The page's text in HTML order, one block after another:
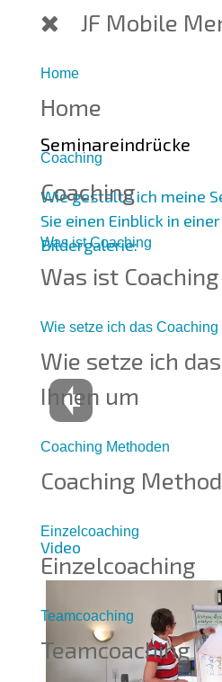
JF Mobile
Home
Home
Coaching
Coaching
Was ist Coaching
Was ist Coaching
Wie setze ich das Coaching
Wie setze ich
Ihnen um
Coaching Methoden
Coaching
Einzelcoaching
Einzelcoaching
Teamcoaching
Teamcoaching
Seminareindrücke
Wie gestalte ich meine
Sie einen Einblick in
Bildergalerie:
Video